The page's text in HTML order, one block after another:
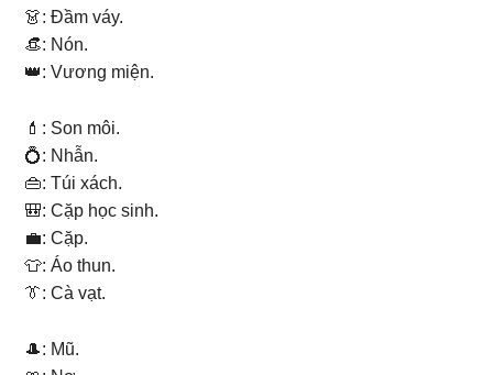
👗: Đầm váy.
👒: Nón.
👑: Vương miện.
💄: Son môi.
💍: Nhẫn.
👜: Túi xách.
🎒: Cặp học sinh.
💼: Cặp.
👕: Áo thun.
👔: Cà vạt.
🎩: Mũ.